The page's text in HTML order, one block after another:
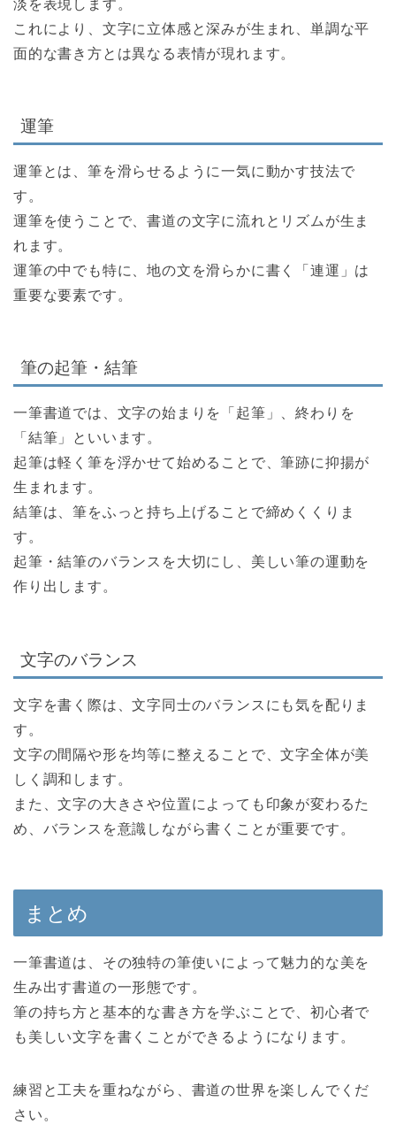
淡を表現します。
これにより、文字に立体感と深みが生まれ、単調な平
面的な書き方とは異なる表情が現れます。
運筆
運筆とは、筆を滑らせるように一気に動かす技法で
す。
運筆を使うことで、書道の文字に流れとリズムが生ま
れます。
運筆の中でも特に、地の文を滑らかに書く「連運」は
重要な要素です。
筆の起筆・結筆
一筆書道では、文字の始まりを「起筆」、終わりを
「結筆」といいます。
起筆は軽く筆を浮かせて始めることで、筆跡に抑揚が
生まれます。
結筆は、筆をふっと持ち上げることで締めくくりま
す。
起筆・結筆のバランスを大切にし、美しい筆の運動を
作り出します。
文字のバランス
文字を書く際は、文字同士のバランスにも気を配りま
す。
文字の間隔や形を均等に整えることで、文字全体が美
しく調和します。
また、文字の大きさや位置によっても印象が変わるた
め、バランスを意識しながら書くことが重要です。
まとめ
一筆書道は、その独特の筆使いによって魅力的な美を
生み出す書道の一形態です。
筆の持ち方と基本的な書き方を学ぶことで、初心者で
も美しい文字を書くことができるようになります。
練習と工夫を重ねながら、書道の世界を楽しんでくだ
さい。